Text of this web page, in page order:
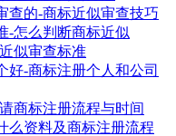
查的-商标近似审查技巧
-怎么判断商标近似
似审查标准
好-商标注册个人和公司
商标注册流程与时间
么资料及商标注册流程